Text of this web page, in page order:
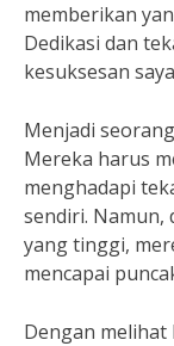
memberikan
Dedikasi dan
kesuksesan
Menjadi
Mereka harus
menghadapi
sendiri. Namun,
yang tinggi,
mencapai
Dengan melihat